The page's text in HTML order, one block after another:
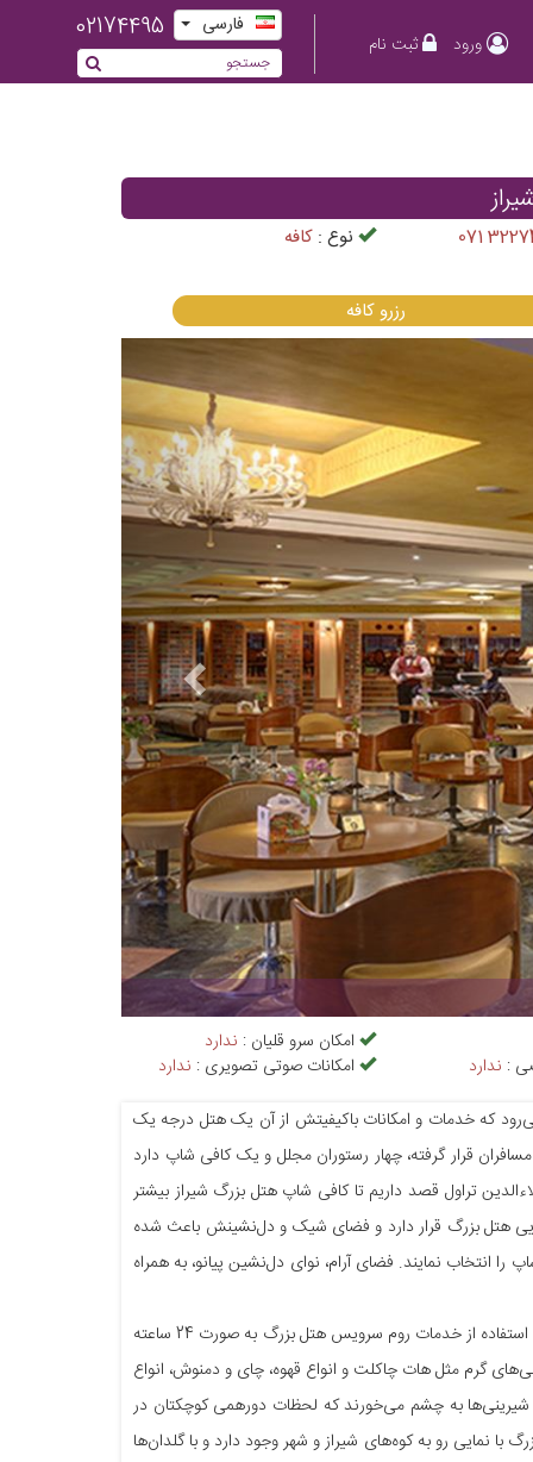
ورود ثبت نام
فارسی 02174495
071 نوع :كافه
رزرو كافه
Previous
امکان سرو قلیان : ندارد
: ندارد امکانات صوتی تصویری : ندارد
به شمار می‌رود که خدمات و امکانات باکیفیتش از آن یک هتل درجه یک
قرار گرفته، چهار رستوران مجلل و یک کافی شاپ دارد
تراول قصد داریم تا کافی شاپ هتل بزرگ شیراز بیشتر
هتل بزرگ قرار دارد و فضای شیک و دل‌نشینش باعث شده
نمایند. فضای آرام، نوای دل‌نشین پیانو، به همراه
ساعت کاری کافی شاپ هتل بزرگ شیراز همه‌روزه از ساعت 7:30 صبح الی 23 شب است و با استفاده از خدمات روم سرویس هتل بزرگ به صورت 24 ساعته
گرم مثل هات چاکلت و انواع قهوه، چای و دمنوش، انواع
به چشم می‌خورند که لحظات دورهمی کوچکتان در
نمایی رو به کوه‌های شیراز و شهر وجود دارد و با گلدان‌ها